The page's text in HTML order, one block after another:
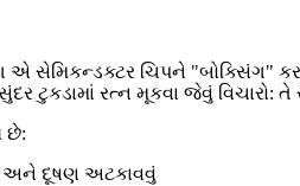
સેમિકન્ડક્ટર ચિપને "બોક્સિંગ"
ટુકડામાં રત્ન મૂકવા જેવું
છે:
અને દૂષણ અટકાવવું